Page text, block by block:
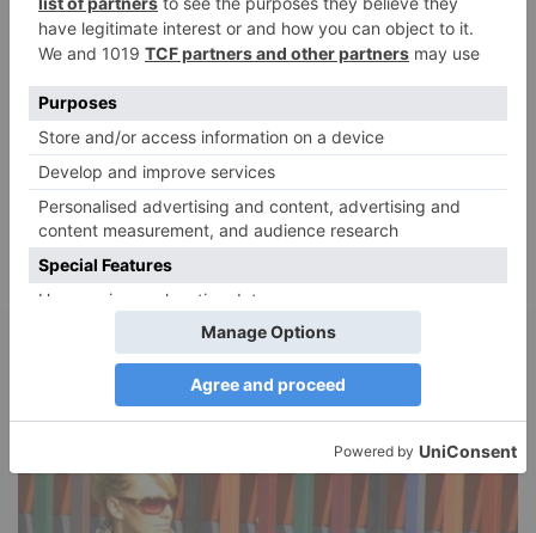
HaBazuVerbale Angriffe abwehren: Psychologische Tipps für
ruhige Antworten
ruhige Antworten
Juliette P.zu Merkmale der komplexen Posttraumatischen
Belastungsstörung: Traumafolgen verständlich erklärt
AnsgarzuElternteil narzisstisch: So sieht dein heutiges Leben
vermutlich aus – Narzisstisch geprägte Kindheit (1)
DIE BELIEBTESTEN ARTIKEL